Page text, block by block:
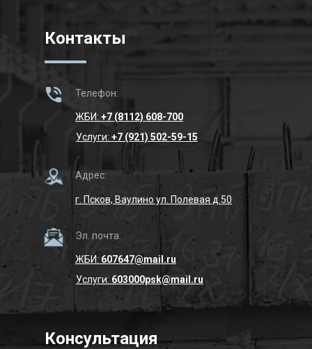
г. Псков, Ваулино ул. Полевая д.50
Адрес:
Контакты
Телефон:
ЖБИ: +7 (8112) 608-700
Эл. почта:
ЖБИ: 607647@mail.ru
Консультация
Услуги: 603000psk@mail.ru
Услуги: +7 (921) 502-59-15